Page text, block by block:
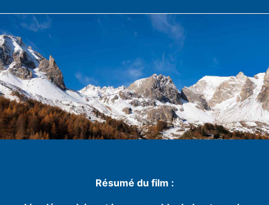
Résumé du film :